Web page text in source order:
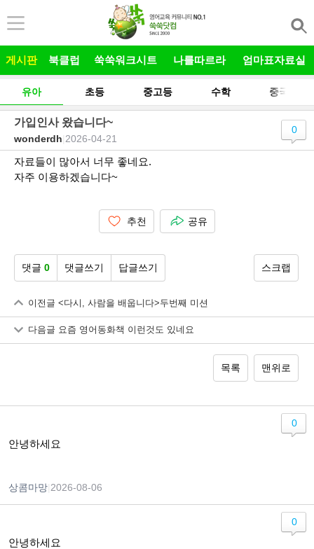
게시판 북클럽 쑥쑥워크시트 나를따르라 엄마표자료실
유아 초등 중고등 수학 중국어
가입인사 왔습니다~
wonderdh 2026-04-21
0
자료들이 많아서 너무 좋네요.
자주 이용하겠습니다~
추천 공유
댓글 0 댓글쓰기 답글쓰기 스크랩
이전글 <다시, 사람을 배웁니다>두번째 미션
다음글 요즘 영어동화책 이런것도 있네요
목록 맨위로
안녕하세요
상콤마망 2026-08-06
0
안녕하세요
0